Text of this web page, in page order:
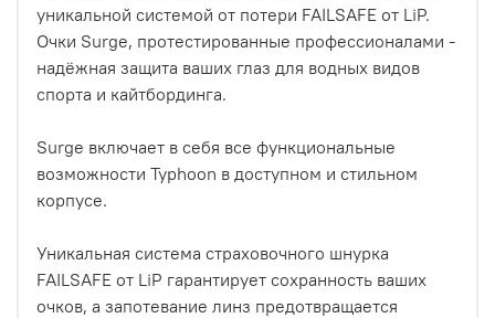
уникальной системой от потери FAILSAFE от LiP.
Очки Surge, протестированные профессионалами -
надёжная защита ваших глаз для водных видов
спорта и кайтбординга.
Surge включает в себя все функциональные
возможности Typhoon в доступном и стильном
корпусе.
Уникальная система страховочного шнурка
FAILSAFE от LiP гарантирует сохранность ваших
очков, а запотевание линз предотвращается